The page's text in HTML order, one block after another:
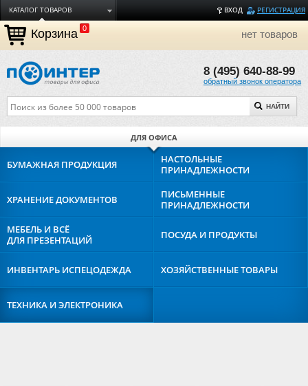
ВХОД РЕГИСТРАЦИЯ
КАТАЛОГ ТОВАРОВ
ДОСТАВКА
ОПЛАТА
ТОРГОВЫЕ МАРКИ
О КОМПАНИИ
Корзина 0 нет товаров
8 (495) 640-88-99
обратный звонок оператора
НАЙТИ
ДЛЯ ОФИСА
БУМАЖНАЯ ПРОДУКЦИЯ
НАСТОЛЬНЫЕ
ПРИНАДЛЕЖНОСТИ
ХРАНЕНИЕДОКУМЕНТОВ
ПИСЬМЕННЫЕ
ПРИНАДЛЕЖНОСТИ
МЕБЕЛЬ И ВСЁ
ДЛЯ ПРЕЗЕНТАЦИЙ
ПОСУДА И ПРОДУКТЫ
ИНВЕНТАРЬ ИСПЕЦОДЕЖДА ХОЗЯЙСТВЕННЫЕТОВАРЫ
ТЕХНИКА ИЭЛЕКТРОНИКА